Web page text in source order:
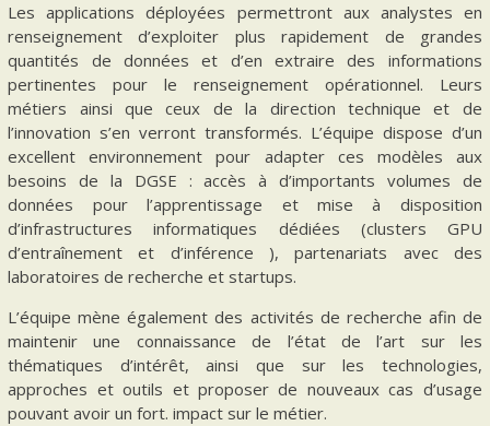
Les applications déployées permettront aux analystes en
renseignement d’exploiter plus rapidement de grandes
quantités de données et d’en extraire des informations
pertinentes pour le renseignement opérationnel. Leurs
métiers ainsi que ceux de la direction technique et de
l’innovation s’en verront transformés. L’équipe dispose d’un
excellent environnement pour adapter ces modèles aux
besoins de la DGSE : accès à d’importants volumes de
données pour l’apprentissage et mise à disposition
d’infrastructures informatiques dédiées (clusters GPU
d’entraînement et d’inférence ), partenariats avec des
laboratoires de recherche et startups.
L’équipe mène également des activités de recherche afin de
maintenir une connaissance de l’état de l’art sur les
thématiques d’intérêt, ainsi que sur les technologies,
approches et outils et proposer de nouveaux cas d’usage
pouvant avoir un fort. impact sur le métier.